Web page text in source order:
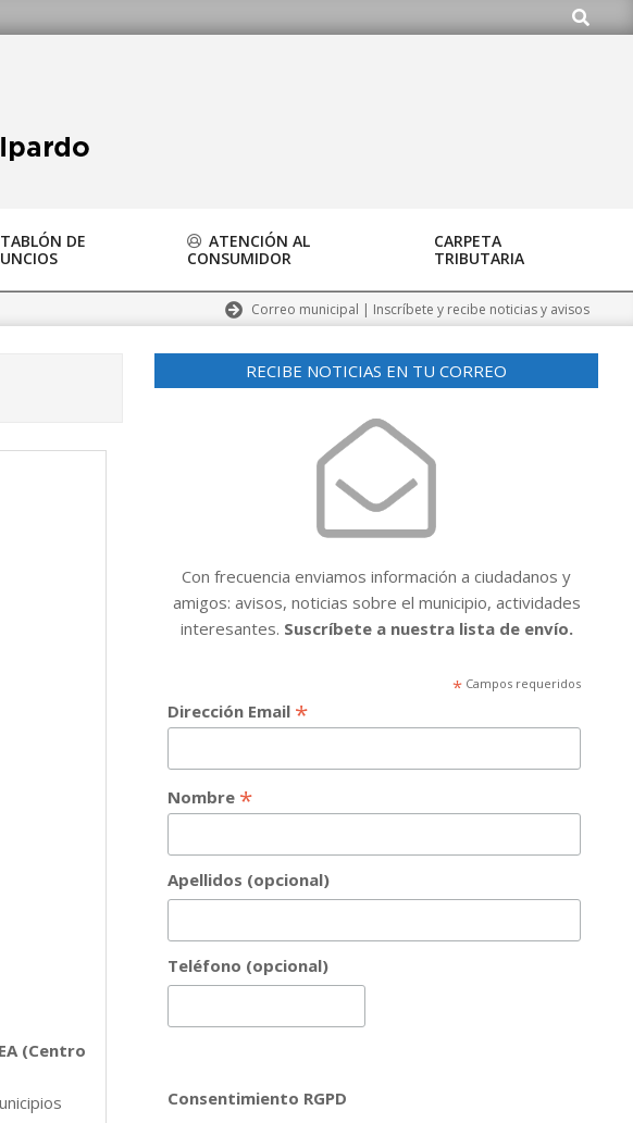
Buscar
TABLÓN DE
ATENCIÓN AL
CONSUMIDOR
CARPETA
TRIBUTARIA
Correo municipal | Inscríbete y recibe noticias y avisos
(Centro
RECIBE NOTICIAS EN TU CORREO
Con frecuencia enviamos información a ciudadanos y
amigos: avisos, noticias sobre el municipio, actividades
interesantes. Suscríbete a nuestra lista de envío.
* Campos requeridos
Dirección Email *
Nombre *
Apellidos (opcional)
Teléfono (opcional)
Consentimiento RGPD